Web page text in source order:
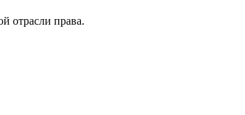
отрасли права.